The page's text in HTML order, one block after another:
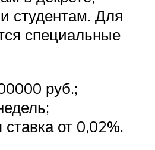
студентам. Для
специальные
руб.;
от 0,02%.